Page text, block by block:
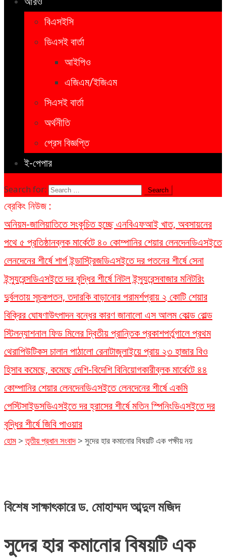
বিএসইসি
ডিএসই বার্তা
আইপিও
এজিএম/ইজিএম
সিএসই বার্তা
অর্থনীতি
প্রেস বিজ্ঞপ্তি
ই-পেপার
Search for:
ব্রেকিং নিউজ :
অনিয়ম-জালিয়াতিতে সংকুচিত হচ্ছে এনবিএফআই খাত, অবসায়নের
পথে ৫ প্রতিষ্ঠানব্লক মার্কেটে ৪০ কোম্পানির শেয়ার লেনদেনডিএসইতে
লেনদেনের শীর্ষে শার্প ইন্ডাস্ট্রিজডিএসইতে দর পতনের শীর্ষে সেনা
ইন্স্যুরেন্সডিএসইতে দর বৃদ্ধির শীর্ষে নিটল ইন্স্যুরেন্সবাজার মনিটরিং
দুর্বলতায় সূচকপতন, তদারকি বাড়ানোর পরামর্শপ্রায় ২ কোটি শেয়ার
বিক্রির ঘোষণাউৎপাদন বন্ধের কারণ জানালো এস আলম কোল্ড রোল্ড
স্টিলন্যাশনাল ফিড মিলের দ্বিতীয় প্রান্তিক প্রকাশপর্তুগালে প্রথম
থেরাপিউটিকস চালান পাঠালো রেনাটাজুলাইয়ে প্রায় ২৩ হাজার বিও
হিসাব কমেছে, কমেছে দেশি-বিদেশি বিনিয়োগকারীব্লক মার্কেটে ৪৪
কোম্পানির শেয়ার লেনদেনডিএসইতে লেনদেনের শীর্ষে একমি
পেস্টিসাইডসডিএসইতে দর হ্রাসের শীর্ষে মতিন স্পিনিংডিএসইতে দর
বৃদ্ধির শীর্ষে জিবি পাওয়ার
হোম > তৃতীয় প্রধান সংবাদ > সুদের হার কমানোর বিষয়টি এক পক্ষীয় নয়
বিশেষ সাক্ষাৎকারে ড. মোহাম্মদ আব্দুল মজিদ
সুদের হার কমানোর বিষয়টি এক